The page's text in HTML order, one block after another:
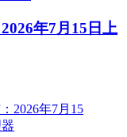
年7月15日上